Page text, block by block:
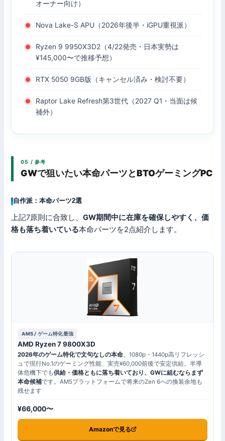
オーナー向け）
Nova Lake-S APU（2026年後半・iGPU重視派）
Ryzen 9 9950X3D2（4/22発売・日本実勢は
¥145,000〜で推移予想）
RTX 5050 9GB版（キャンセル済み・検討不要）
Raptor Lake Refresh第3世代（2027 Q1・当面は候
補外）
05 / 参考
GWで狙いたい本命パーツとBTOゲーミングPC
自作派：本命パーツ2選
上記7原則に合致し、GW期間中に在庫を確保しやすく、価
格も落ち着いている本命パーツを2点紹介します。
AM5 / ゲーム特化最強
AMD Ryzen 7 9800X3D
2026年のゲーム特化で文句なしの本命。1080p・1440p高リフレッシ
ュで現行No.1のゲーミング性能、実売¥60,000前後で安定供給。半導
体危機下でも供給・価格ともに落ち着いており、GWに組むならまず
本命候補です。AM5プラットフォームで将来のZen 6への換装余地も
残せます
¥66,000〜
Amazonで見る